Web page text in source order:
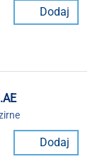
Dodaj
Dodaj